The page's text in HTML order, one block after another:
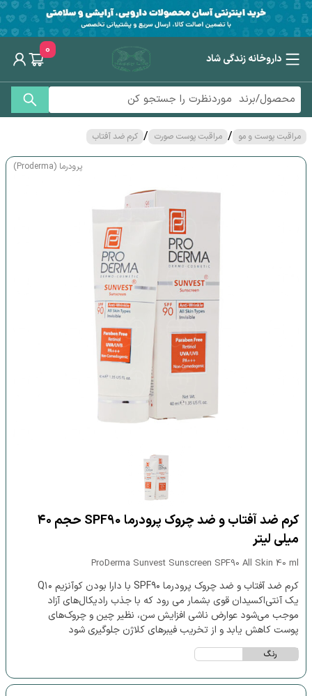
داروخانه زندگی شاد
0
مراقبت پوست و مو / مراقبت پوست صورت / کرم ضد آفتاب
پرودرما (Proderma)
کرم ضد آفتاب و ضد چروک پرودرما SPF90 حجم ۴۰
میلی لیتر
ProDerma Sunvest Sunscreen SPF90 All Skin 40 ml
کرم ضد آفتاب و ضد چروک پرودرما SPF۹۰ با دارا بودن کوآنزیم Q۱۰
یک آنتی‌اکسیدان قوی بشمار می رود که با جذب رادیکال‌های آزاد
موجب می‌شود عوارض ناشی افزایش سن، نظیر چین و چروک‌های
پوست کاهش یابد و از تخریب فیبرهای کلاژن جلوگیری شود
رنگ